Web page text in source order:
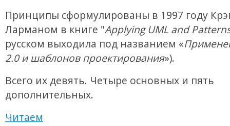
Принципы сформулированы в 1997 году
Ларманом в книге "Applying UML and
русском выходила под названием «
2.0 и шаблонов проектирования»).
Всего их девять. Четыре основных и пять
дополнительных.
Читаем